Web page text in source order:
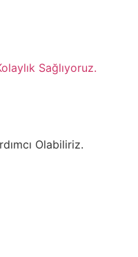
Sağlıyoruz.
Olabiliriz.